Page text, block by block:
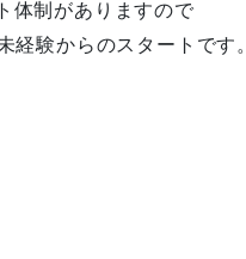
体制がありますので
験からのスタートです。